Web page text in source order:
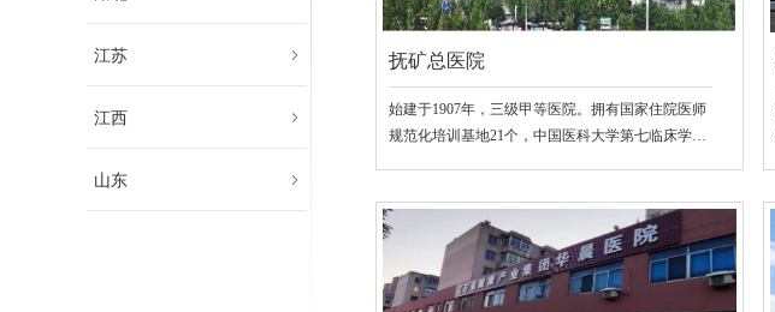
江苏
江西
山东
抚矿总医院
始建于1907年，三级甲等医院。拥有国家住院医师
规范化培训基地21个，中国医科大学第七临床学